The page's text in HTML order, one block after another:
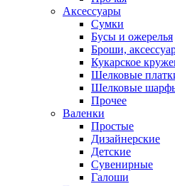
Аксессуары
Сумки
Бусы и ожерелья
Броши,
Кукарское
Шелковые
Шелковые
Прочее
Валенки
Простые
Дизайнерские
Детские
Сувенирные
Галоши